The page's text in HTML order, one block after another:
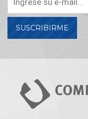
SUSCRIBIRME